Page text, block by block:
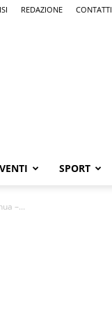
REDAZIONE CONTATTI
SPORT
–...